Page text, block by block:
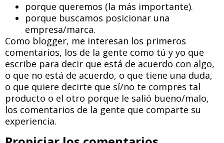
porque queremos (la más importante).
porque buscamos posicionar una
empresa/marca.
Como blogger, me interesan los primeros
comentarios, los de la gente como tú y yo que
escribe para decir que está de acuerdo con algo,
o que no está de acuerdo, o que tiene una duda,
o que quiere decirte que sí/no te compres tal
producto o el otro porque le salió bueno/malo,
los comentarios de la gente que comparte su
experiencia.